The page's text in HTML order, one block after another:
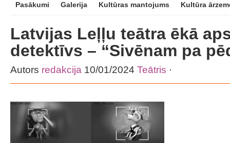
Pasākumi Galerija Kultūras mantojums Kultūra
Latvijas Leļļu teātra ēkā
detektīvs – “Sivēnam pa
Autors redakcija 10/01/2024 Teātris ·